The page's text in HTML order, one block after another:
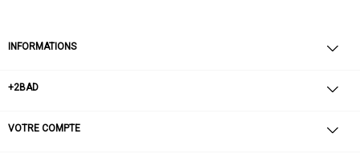
INFORMATIONS
+2BAD
VOTRE COMPTE